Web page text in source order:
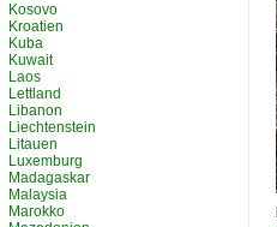
Kosovo
Kroatien
Kuba
Kuwait
Laos
Lettland
Libanon
Liechtenstein
Litauen
Luxemburg
Madagaskar
Malaysia
Marokko